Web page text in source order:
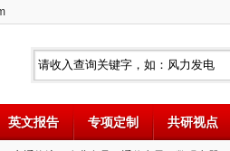
英文报告 专项定制 共研视点